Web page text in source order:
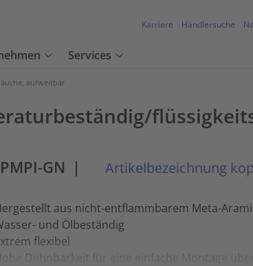
Karriere Händlersuche
Services
aufweitbar
GN | Artikelbezeichnung
aus nicht-entflammbarem Meta-
und Ölbeständig
flexibel
Hohe Dehnbarkeit für eine einfache Montage